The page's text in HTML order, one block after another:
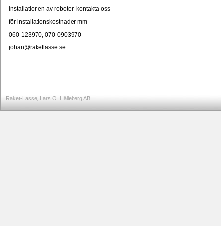
installationen av roboten kontakta oss
för installationskostnader mm
060-123970, 070-0903970
johan@raketlasse.se
Raket-Lasse, Lars O. Hälleberg AB